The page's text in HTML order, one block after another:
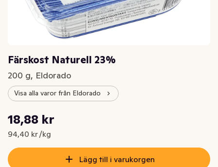
Färskost Naturell 23%
200 g, Eldorado
Visa alla varor från Eldorado
Nuvarande pris är: 18,88 kr
18,88 kr
94,40 kr /kg
Styckpris: 94,40 kr /kg
Lägg till i varukorgen